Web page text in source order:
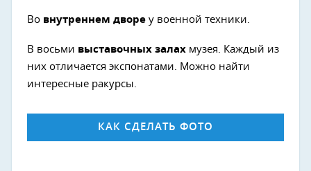
Во внутреннем дворе у военной техники.
В восьми выставочных залах музея. Каждый из
них отличается экспонатами. Можно найти
интересные ракурсы.
КАК СДЕЛАТЬ ФОТО